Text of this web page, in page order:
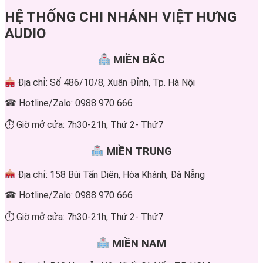
HỆ THỐNG CHI NHÁNH VIỆT HƯNG
AUDIO
MIỀN BẮC
Địa chỉ: Số 486/10/8, Xuân Đỉnh, Tp. Hà Nội
☎ Hotline/Zalo: 0988 970 666
⏱ Giờ mở cửa: 7h30-21h, Thứ 2- Thứ7
MIỀN TRUNG
Địa chỉ: 158 Bùi Tấn Diên, Hòa Khánh, Đà Nẵng
☎ Hotline/Zalo: 0988 970 666
⏱ Giờ mở cửa: 7h30-21h, Thứ 2- Thứ7
MIỀN NAM